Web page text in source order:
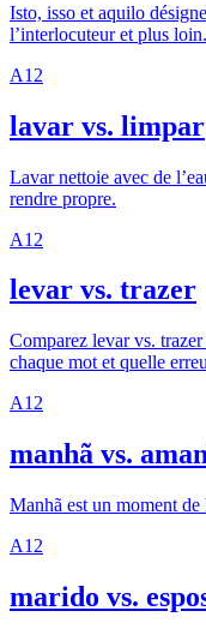
Isto, isso et aquilo
l’interlocuteur et plus loin.
A1 2
lavar vs. limpar
Lavar nettoie avec de
rendre propre.
A1 2
levar vs. trazer
Comparez levar vs.
chaque mot et quelle
A1 2
manhã vs.
Manhã est un moment
A1 2
marido vs.